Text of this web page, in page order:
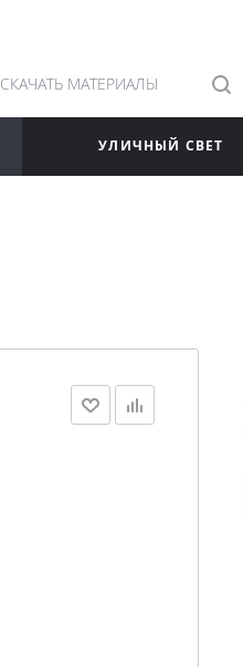
СКАЧАТЬ МАТЕРИАЛЫ
УЛИЧНЫЙ СВЕТ